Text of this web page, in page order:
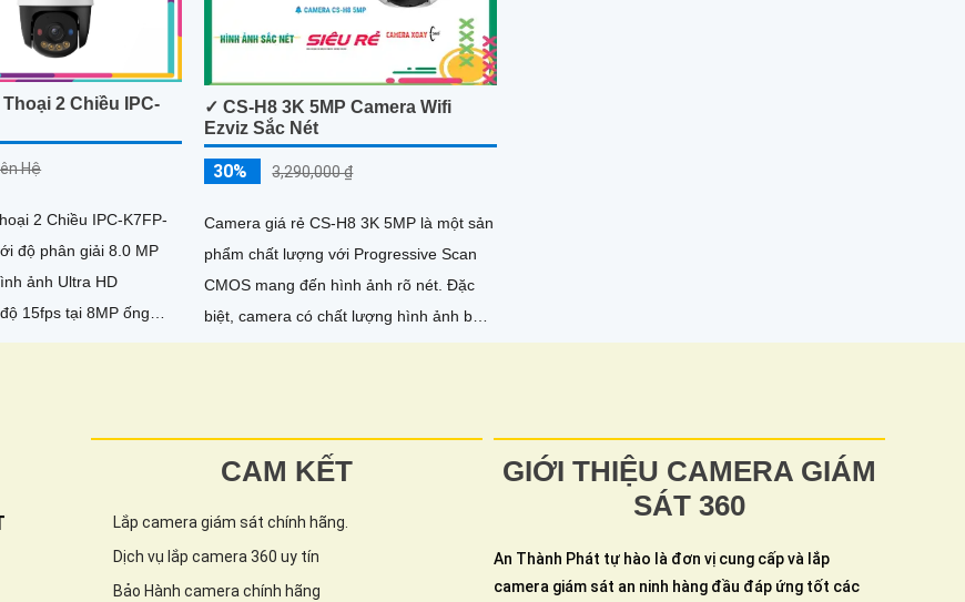
mọi điều kiện thời tiết
2 Chiều IPC-
Hệ
2 Chiều IPC-K7FP-
độ phân giải 8.0 MP
ảnh Ultra HD
15fps tại 8MP ống
cho góc nhìn
✓ CS-H8 3K 5MP Camera Wifi
Ezviz Sắc Nét
30% 3,290,000 ₫
Camera giá rẻ CS-H8 3K 5MP là một sản
phẩm chất lượng với Progressive Scan
CMOS mang đến hình ảnh rõ nét. Đặc
biệt, camera có chất lượng hình ảnh ban
đêm với khả năng quan sát tối đa 30m
CAM KẾT
Lắp camera giám sát chính hãng.
Dịch vụ lắp camera 360 uy tín
Bảo Hành camera chính hãng
GIỚI THIỆU CAMERA GIÁM
SÁT 360
An Thành Phát tự hào là đơn vị cung cấp và lắp
camera giám sát an ninh hàng đầu đáp ứng tốt các